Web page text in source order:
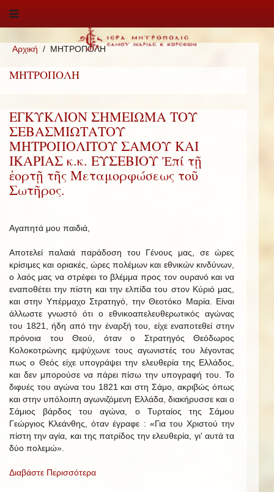
Αρχική ΜΗΤΡΟΠΟΛΗ
ΜΗΤΡΟΠΟΛΗ
ΕΓΚΥΚΛΙΟΝ ΣΗΜΕΙΩΜΑ ΤΟΥ
ΣΕΒΑΣΜΙΩΤΑΤΟΥ
ΜΗΤΡΟΠΟΛΙΤΟΥ ΣΑΜΟΥ ΚΑΙ
ΙΚΑΡΙΑΣ κ.κ. ΕΥΣΕΒΙΟΥ Ἐπί τῇ
ἑορτῇ τῆς Μεταμορφώσεως τοῦ
Σωτῆρος.
Αγαπητά μου παιδιά,
Αποτελεί παλαιά παράδοση του Γένους μας, σε ώρες
κρίσιμες και οριακές, ώρες πολέμων και εθνικών κινδύνων,
ο λαός μας να στρέφει το βλέμμα προς τον ουρανό και να
εναποθέτει την πίστη και την ελπίδα του στον Κύριό μας,
και στην Υπέρμαχο Στρατηγό, την Θεοτόκο Μαρία. Είναι
άλλωστε γνωστό ότι ο εθνικοαπελευθερωτικός αγώνας
του 1821, ήδη από την έναρξή του, είχε εναποτεθεί στην
πρόνοια του Θεού, όταν ο Στρατηγός Θεόδωρος
Κολοκοτρώνης εμψύχωνε τους αγωνιστές του λέγοντας
πως ο Θεός είχε υπογράψει την ελευθερία της Ελλάδος,
και δεν μπορούσε να πάρει πίσω την υπογραφή του. Το
διφυές του αγώνα του 1821 και στη Σάμο, ακριβώς όπως
και στην υπόλοιπη αγωνιζόμενη Ελλάδα, διακήρυσσε και ο
Σάμιος βάρδος του αγώνα, ο Τυρταίος της Σάμου
Γεώργιος Κλεάνθης, όταν έγραφε : «Για του Χριστού την
πίστη την αγία, και της πατρίδος την ελευθερία, γι' αυτά τα
δύο πολεμώ».
Διαβάστε Περισσότερα